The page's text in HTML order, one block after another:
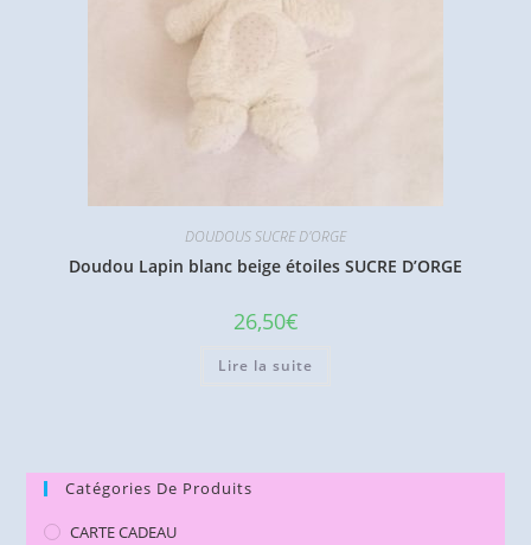
DOUDOUS SUCRE D'ORGE
Doudou Lapin blanc beige étoiles SUCRE D’ORGE
26,50€
Lire la suite
Catégories De Produits
CARTE CADEAU